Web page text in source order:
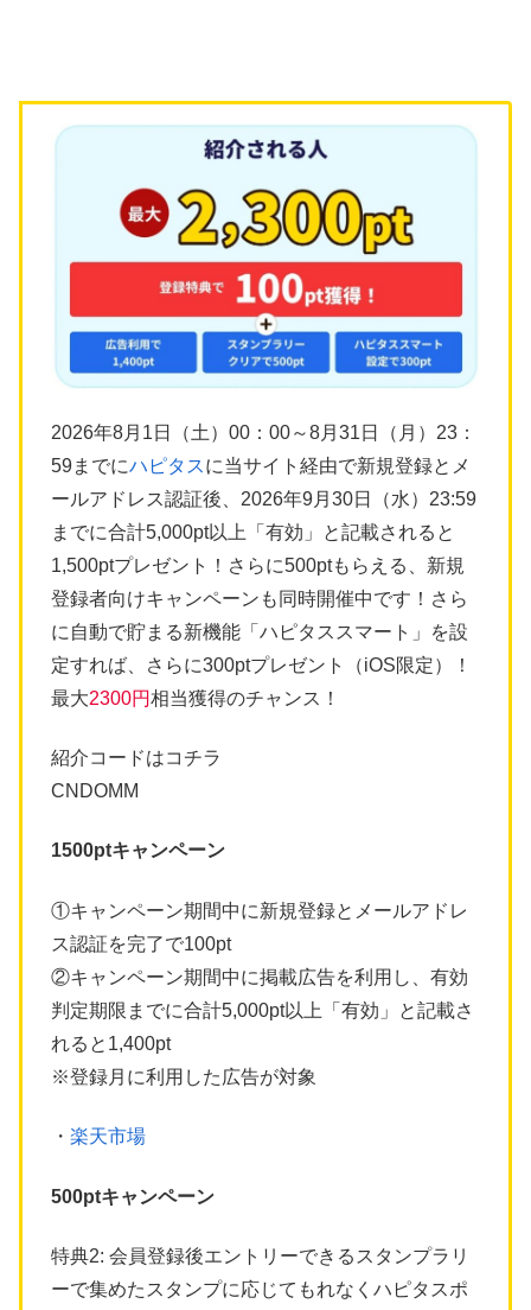
2026年8月1日（土）00：00～8月31日（月）23：
59までにハピタスに当サイト経由で新規登録とメ
ールアドレス認証後、2026年9月30日（水）23:59
までに合計5,000pt以上「有効」と記載されると
1,500ptプレゼント！さらに500ptもらえる、新規
登録者向けキャンペーンも同時開催中です！さら
に自動で貯まる新機能「ハピタススマート」を設
定すれば、さらに300ptプレゼント（iOS限定）！
最大2300円相当獲得のチャンス！
紹介コードはコチラ
CNDOMM
1500ptキャンペーン
①キャンペーン期間中に新規登録とメールアドレ
ス認証を完了で100pt
②キャンペーン期間中に掲載広告を利用し、有効
判定期限までに合計5,000pt以上「有効」と記載さ
れると1,400pt
※登録月に利用した広告が対象
・ 楽天市場
500ptキャンペーン
特典2: 会員登録後エントリーできるスタンプラリ
ーで集めたスタンプに応じてもれなくハピタスポ